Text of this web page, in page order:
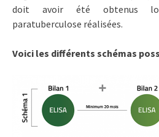
doit avoir été obtenus
paratuberculose réalisées.
Voici les différents schémas